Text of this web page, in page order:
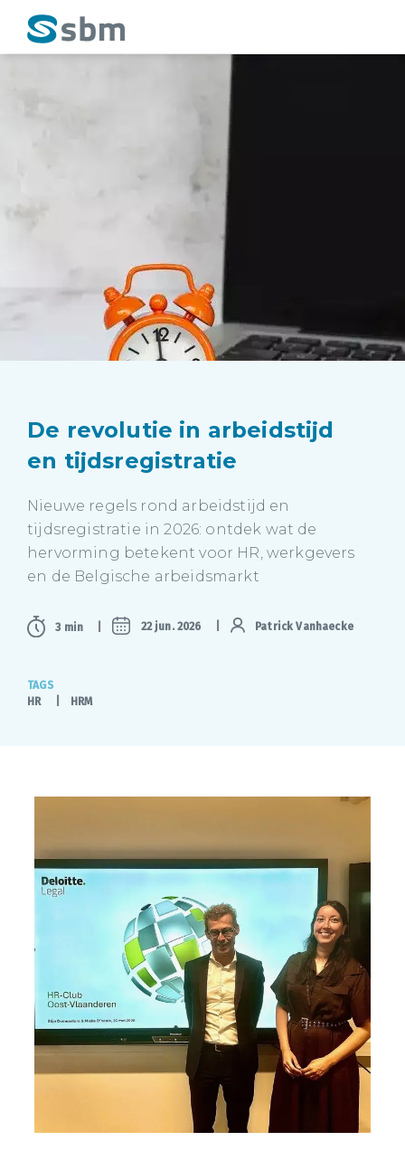
De revolutie in arbeidstijd
en tijdsregistratie
Nieuwe regels rond arbeidstijd en
tijdsregistratie in 2026: ontdek wat de
hervorming betekent voor HR, werkgevers
en de Belgische arbeidsmarkt
3 min 22 jun. 2026 Patrick Vanhaecke
TAGS
HR
HRM